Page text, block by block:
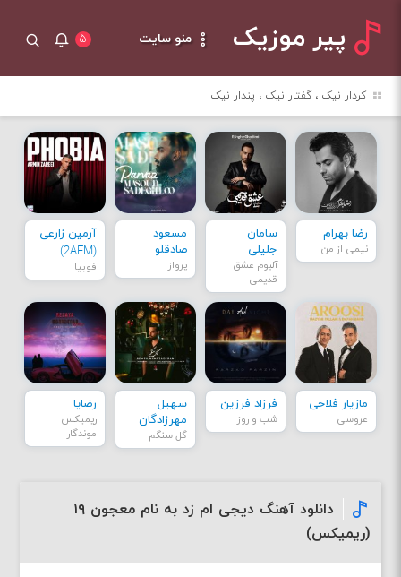
پیر موزیک منو سایت ۵
کردار نیک ، گفتار نیک ، پندار نیک
رضا بهرام
نیمی از من
سامان
جلیلی
آلبوم عشق
قدیمی
مسعود
صادقلو
پرواز
آرمین زارعی
(2AFM)
فوبیا
مازیار فلاحی
عروسی
فرزاد فرزین
شب و روز
سهیل
مهرزادگان
گل سنگم
رضایا
ریمیکس
موندگار
دانلود آهنگ دیجی ام زد به نام معجون ۱۹
(ریمیکس)